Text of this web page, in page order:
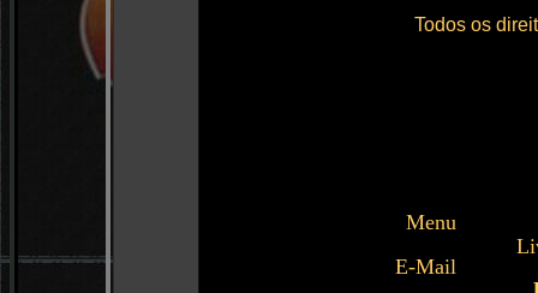
Todos os
Menu
E-Mail